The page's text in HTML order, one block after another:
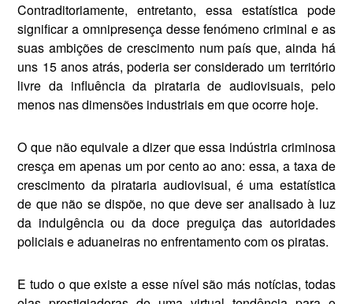
Contraditoriamente, entretan­to, essa estatística pode
significar a omnipresença desse fenómeno criminal e as
suas ambições de crescimento num país que, ainda há
uns 15 anos atrás, poderia ser considerado um território
livre da influência da pirataria de audiovi­suais, pelo
menos nas dimensões industriais em que ocorre hoje.
O que não equivale a dizer que essa indústria criminosa
cresça em apenas um por cento ao ano: essa, a taxa de
crescimento da pirataria audiovisual, é uma es­tatística
de que não se dispõe, no que deve ser analisado à luz
da in­dulgência ou da doce preguiça das autoridades
policiais e aduaneiras no enfrentamento com os piratas.
E tudo o que existe a esse ní­vel são más notícias, todas